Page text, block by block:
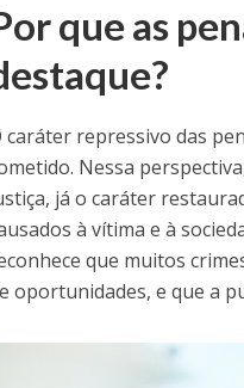
que as
caráter repressivo das
Nessa
já o caráter
à vítima e à
que muitos
oportunidades, e que a